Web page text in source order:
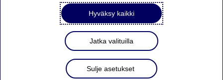
ilmastoasiat huomioon toiminnassaan, ja vielä
vaikeampaa hänen olisi vaikuttaa yritykseen.
Sijoitusrahastoissa useiden osuudenomistajien varat
yhdistyvät ja tuovat yhdessä lisää vaikutusvaltaa. Näin
tätä valtaa on käytetty ilmastotyön vauhdittamiseen.
28. HELMIKUU 2024 3MINUUTTIA
Hyväksy kaikki
Jatka valituilla
Sulje asetukset